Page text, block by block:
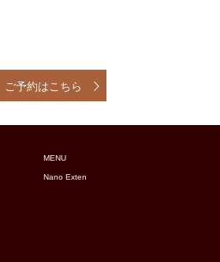
ご予約はこちら
MENU
Nano Exten